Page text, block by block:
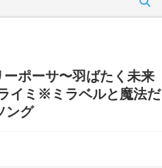
ーポーサ〜羽ばたく未来
イミ※ミラベルと魔法だ
ング